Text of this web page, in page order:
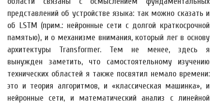
представлений об устройстве языка: так можно сказать и
об LSTM (прим.: нейронные сети с долгой краткосрочной
памятью), и о механизме внимания, который лег в основу
архитектуры Transformer. Тем не менее, здесь я
вынужден заметить, что самостоятельному изучению
технических областей я также посвятил немало времени:
это и теория алгоритмов, и «классическая машинка», и
нейронные сети, и математический анализ с линейной